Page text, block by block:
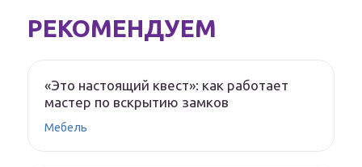
РЕКОМЕНДУЕМ
«Это настоящий квест»: как работает
мастер по вскрытию замков
Мебель